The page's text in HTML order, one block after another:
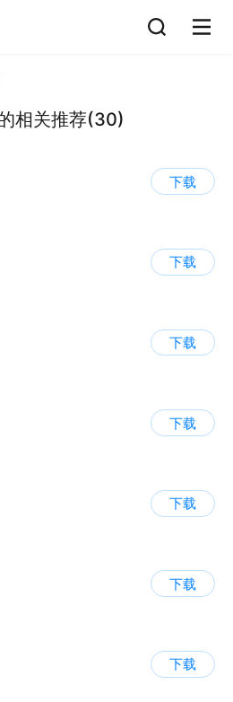
相关推荐(30)
下载
下载
下载
下载
下载
下载
下载